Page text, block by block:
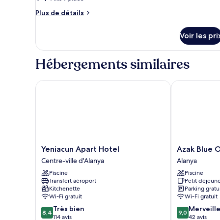
jumeaux
(Land
avec
lits
View)
ce
chambre :
Chambre
Quadruple
Familiale
Plus de détails
Plus
le
type
de
Chambre
Voir les
Hébergements similaires
Yeniacun
Apart
Hotel
Centre-
ville
d'Alanya
Yeniacun Apart Hotel
Centre-ville d'Alanya
Piscine
Transfert aéroport
Kitchenette
Wi-Fi gratuit
8.4
sur
8,4 Très bien
114 avis
Yeniacun Apart Hotel
Azak
Blue
Otel
Alanya
Azak Blue
Alanya
Piscine
Petit
Parking
Wi-Fi gratuit
9.0
sur
9,0
42 avis
Azak Blue Otel